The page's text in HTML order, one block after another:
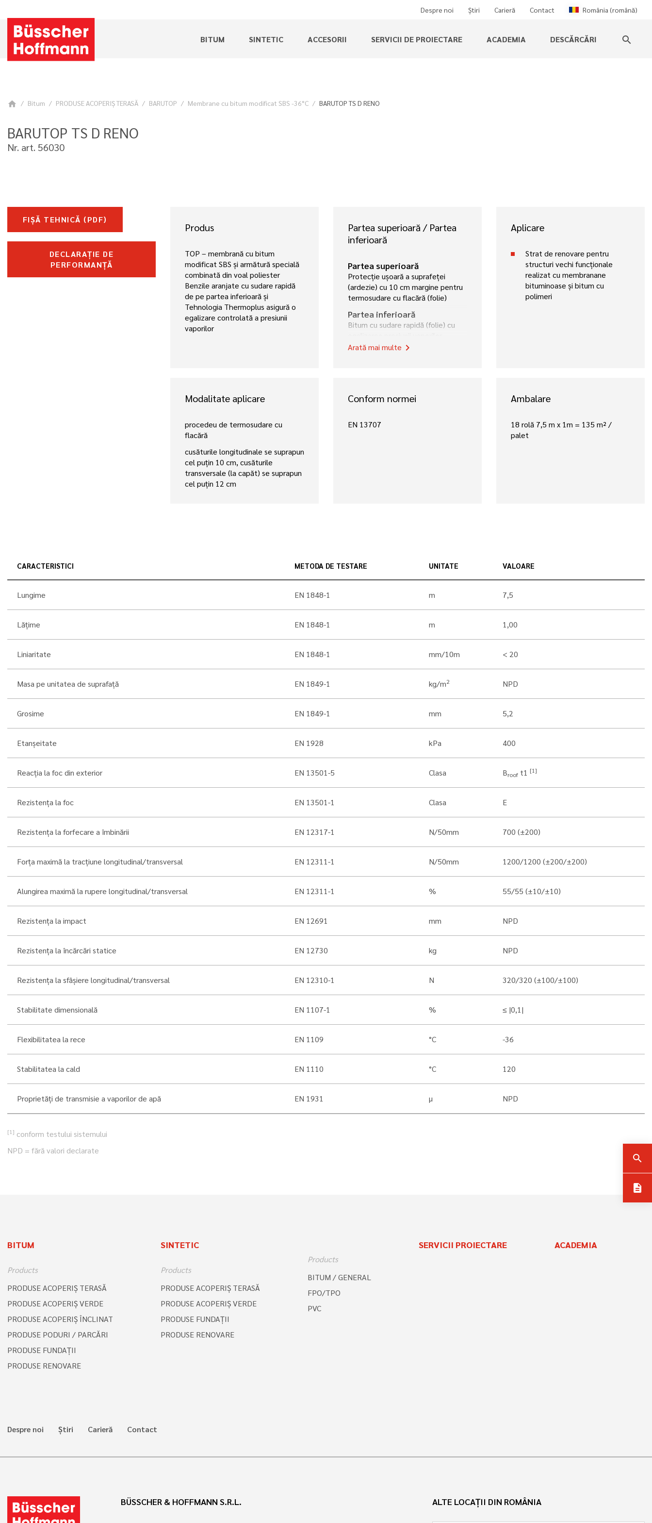
Despre noi Știri Carieră Contact România (română)
BITUM SINTETIC ACCESORII SERVICII DE PROIECTARE ACADEMIA DESCĂRCĂRI search
home Bitum PRODUSE ACOPERIŞ TERASĂ BARUTOP Membrane cu bitum modificat SBS -36°C BARUTOP TS D RENO
search
description
BARUTOP TS D RENO
Nr. art. 56030
FIȘĂ TEHNICĂ (PDF)
DECLARAȚIE DE
PERFORMANȚĂ
Produs
TOP – membrană cu bitum
modificat SBS și armătură specială
combinată din voal poliester
Benzile aranjate cu sudare rapidă
de pe partea inferioară și
Tehnologia Thermoplus asigură o
egalizare controlată a presiunii
vaporilor
Partea superioară / Partea
inferioară
Partea superioară
Protecție ușoară a suprafeței
(ardezie) cu 10 cm margine pentru
termosudare cu flacără (folie)
Partea inferioară
Bitum cu sudare rapidă (folie) cu
integrată
Arată mai multe chevron_right
Aplicare
Strat de renovare pentru
structuri vechi funcționale
realizat cu membranane
bituminoase și bitum cu
polimeri
Modalitate aplicare
procedeu de termosudare cu
flacără
cusăturile longitudinale se suprapun
cel puțin 10 cm, cusăturile
transversale (la capăt) se suprapun
cel puțin 12 cm
Conform normei
EN 13707
Ambalare
18 rolă 7,5 m x 1m = 135 m² /
palet
CARACTERISTICI METODA DE TESTARE UNITATE VALOARE
Lungime EN 1848-1 m 7,5
Lățime EN 1848-1 m 1,00
Liniaritate EN 1848-1 mm/10m < 20
Masa pe unitatea de suprafață EN 1849-1 kg/m2 NPD
Grosime EN 1849-1 mm 5,2
Etanșeitate EN 1928 kPa 400
Reacția la foc din exterior EN 13501-5 Clasa Brooft1 [1]
Rezistența la foc EN 13501-1 Clasa E
Rezistența la forfecare a îmbinării EN 12317-1 N/50mm 700 (±200)
Forța maximă la tracțiune longitudinal/transversal EN 12311-1 N/50mm 1200/1200 (±200/±200)
Alungirea maximă la rupere longitudinal/transversal EN 12311-1 % 55/55 (±10/±10)
Rezistența la impact EN 12691 mm NPD
Rezistența la încărcări statice EN 12730 kg NPD
Rezistența la sfâșiere longitudinal/transversal EN 12310-1 N 320/320 (±100/±100)
Stabilitate dimensională EN 1107-1 % ≤ |0,1|
Flexibilitatea la rece EN 1109 °C -36
Stabilitatea la cald EN 1110 °C 120
Proprietăți de transmisie a vaporilor de apă EN 1931 µ NPD
[1] conform testului sistemului
NPD = fără valori declarate
BITUM
Products
PRODUSE ACOPERIŞ TERASĂ
PRODUSE ACOPERIŞ VERDE
PRODUSE ACOPERIŞ ÎNCLINAT
PRODUSE PODURI / PARCĂRI
PRODUSE FUNDAȚII
PRODUSE RENOVARE
SINTETIC
Products
PRODUSE ACOPERIŞ TERASĂ
PRODUSE ACOPERIŞ VERDE
PRODUSE FUNDAȚII
PRODUSE RENOVARE
Products
BITUM / GENERAL
FPO/TPO
PVC
SERVICII PROIECTARE ACADEMIA
Despre noi Știri Carieră Contact
BÜSSCHER & HOFFMANN S.R.L. ALTE LOCAȚII DIN ROMÂNIA